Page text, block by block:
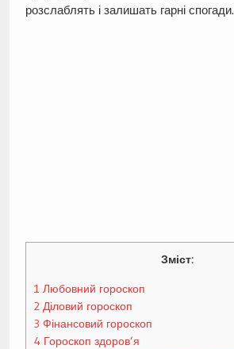
розслаблять і залишать гарні спогади.
Зміст:
1 Любовний гороскоп
2Діловий гороскоп
3 Фінансовий гороскоп
4 Гороскоп здоров’я